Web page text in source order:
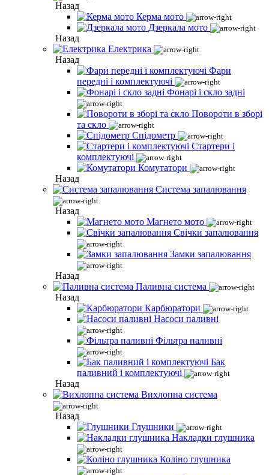
Назад
Керма мото
Дзеркала мото
Назад
Електрика
Назад
Фари
передні і комплектуючі
Фонарі і скло задні
Повороти в зборі
та скло
Спідометр
Стартери і
комплектуючі
Комутатори
Назад
Система запалювання
Назад
Магнето мото
Свічки запалювання
Замки запалювання
Назад
Паливна система
Назад
Карбюратори
Насоси паливні
Фільтра паливні
Бак
паливний і комплектуючі
Назад
Вихлопна система
Назад
Глушники
Накладки глушника
Коліно глушника